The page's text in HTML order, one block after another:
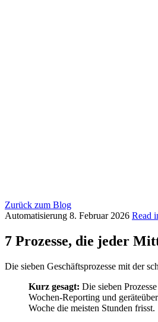
Zurück zum Blog
Automatisierung 8. Februar 2026 Read
7 Prozesse, die jeder
Die sieben Geschäftsprozesse mit der
Kurz gesagt: Die sieben
Wochen-Reporting und
Woche die meisten Stunden frisst.